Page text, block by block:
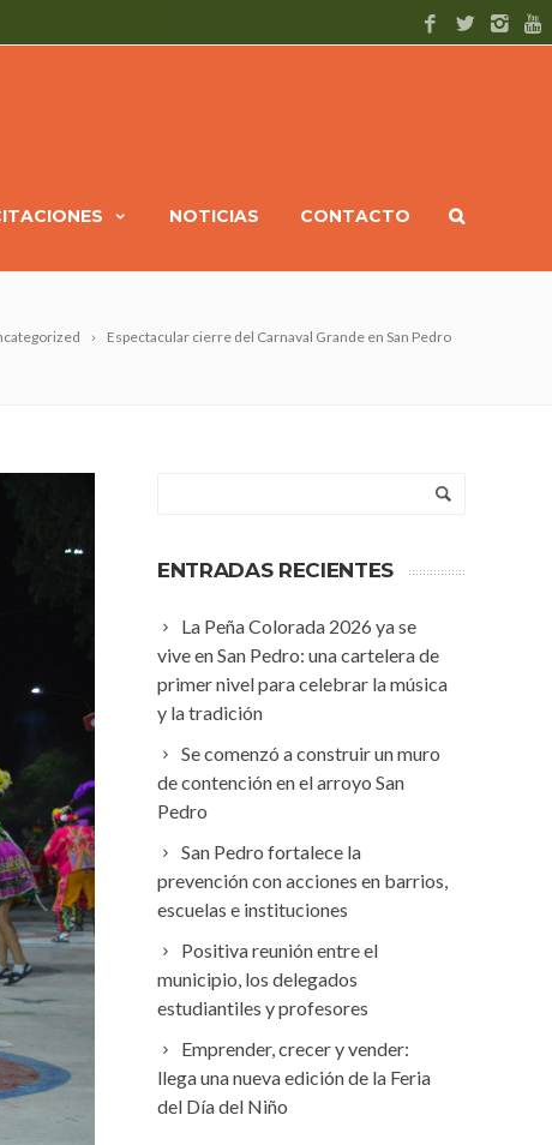
NOTICIAS CONTACTO
Espectacular cierre del Carnaval Grande en San Pedro
ENTRADAS RECIENTES
La Peña Colorada 2026 ya se
vive en San Pedro: una cartelera de
primer nivel para celebrar la música
y la tradición
Se comenzó a construir un muro
de contención en el arroyo San
Pedro
San Pedro fortalece la
prevención con acciones en barrios,
escuelas e instituciones
Positiva reunión entre el
municipio, los delegados
estudiantiles y profesores
Emprender, crecer y vender:
llega una nueva edición de la Feria
del Día del Niño